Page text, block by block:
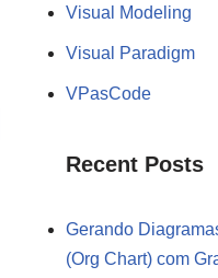
Visual Modeling
Visual Paradigm
VPasCode
Recent Posts
Gerando
(Org Chart) com